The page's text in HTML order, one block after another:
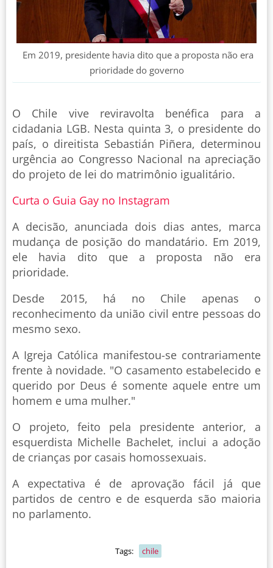
Em 2019, presidente havia dito que a proposta não era
prioridade do governo
O Chile vive reviravolta benéfica para a
cidadania LGB. Nesta quinta 3, o presidente do
país, o direitista Sebastián Piñera, determinou
urgência ao Congresso Nacional na apreciação
do projeto de lei do matrimônio igualitário.
Curta o Guia Gay no Instagram
A decisão, anunciada dois dias antes, marca
mudança de posição do mandatário. Em 2019,
ele havia dito que a proposta não era
prioridade.
Desde 2015, há no Chile apenas o
reconhecimento da união civil entre pessoas do
mesmo sexo.
A Igreja Católica manifestou-se contrariamente
frente à novidade. "O casamento estabelecido e
querido por Deus é somente aquele entre um
homem e uma mulher."
O projeto, feito pela presidente anterior, a
esquerdista Michelle Bachelet, inclui a adoção
de crianças por casais homossexuais.
A expectativa é de aprovação fácil já que
partidos de centro e de esquerda são maioria
no parlamento.
Tags: chile